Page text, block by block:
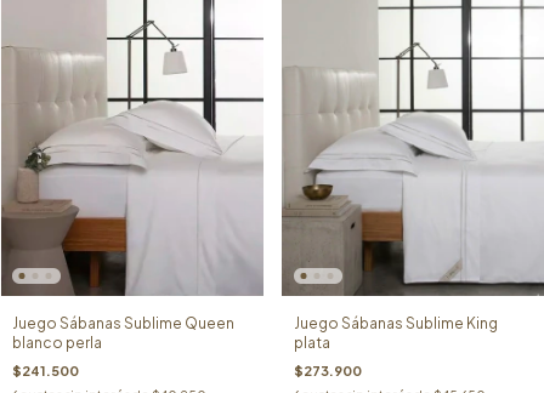
Juego Sábanas Sublime Queen
blanco perla
$241.500
Juego Sábanas Sublime King
plata
$273.900